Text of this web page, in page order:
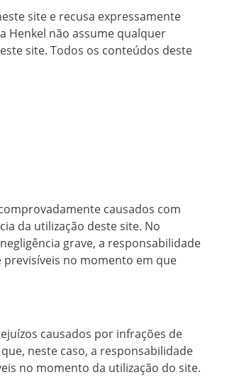
site e recusa expressamente
Henkel não assume qualquer
site. Todos os conteúdos deste
causados com
da utilização deste site. No
grave, a responsabilidade
previsíveis no momento em que
causados por infrações de
neste caso, a responsabilidade
no momento da utilização do site.